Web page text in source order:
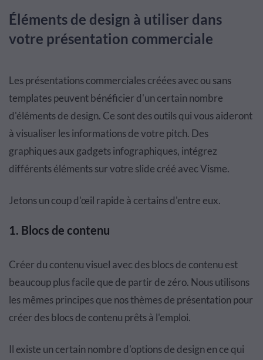
Éléments de design à utiliser dans
votre présentation commerciale
Les présentations commerciales créées avec ou sans
templates peuvent bénéficier d'un certain nombre
d'éléments de design. Ce sont des outils qui vous aideront
à visualiser les informations de votre pitch. Des
graphiques aux gadgets infographiques, intégrez
différents éléments sur votre slide créé avec Visme.
Jetons un coup d'œil rapide à certains d'entre eux.
1. Blocs de contenu
Créer du contenu visuel avec des blocs de contenu est
beaucoup plus facile que de partir de zéro. Nous utilisons
les mêmes principes que nos thèmes de présentation pour
créer des blocs de contenu prêts à l'emploi.
Il existe un certain nombre d'options de design en ce qui